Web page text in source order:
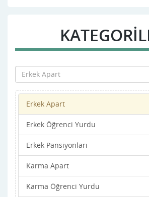
Erkek Apart
Erkek Öğrenci Yurdu
Erkek Pansiyonları
Karma Apart
Karma Öğrenci Yurdu